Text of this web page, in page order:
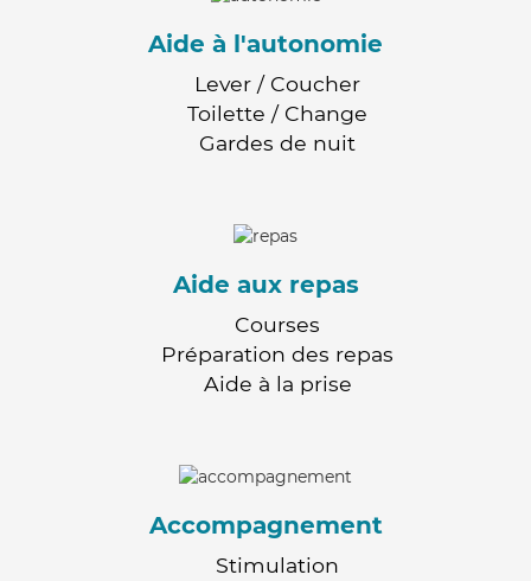
Aide à l'autonomie
Lever / Coucher
Toilette / Change
Gardes de nuit
Aide aux repas
Courses
Préparation des repas
Aide à la prise
Accompagnement
Stimulation